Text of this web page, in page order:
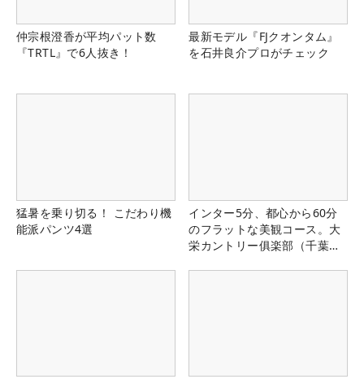
仲宗根澄香が平均パット数
『TRTL』で6人抜き！
最新モデル『FJクオンタム』
を石井良介プロがチェック
猛暑を乗り切る！ こだわり機
能派パンツ4選
インター5分、都心から60分
のフラットな美観コース。大
栄カントリー俱楽部（千葉